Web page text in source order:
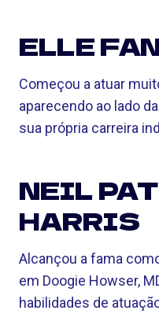
ELLE
Começou a atuar
aparecendo ao lado
sua própria carreira
NEIL
HARRIS
Alcançou a fama
em Doogie Howser,
habilidades de